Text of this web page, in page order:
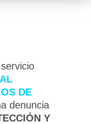
DE
denuncia
Y